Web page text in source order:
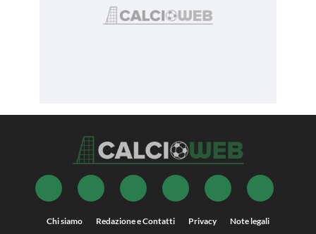
Chi siamo Redazione e Contatti Privacy Note legali